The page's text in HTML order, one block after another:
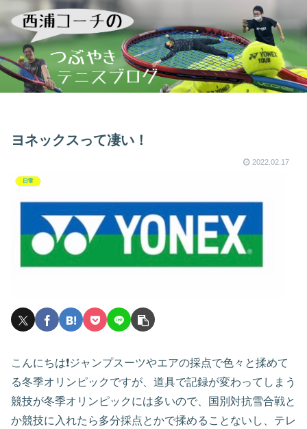
ヨネックスって凄い！
2022.02.17
日常
こんにちは❗️ジャンプスーツやエアの採点で色々と揉めて
る冬季オリンピックですが、道具で記録が変わってしまう
競技が冬季オリンピックには多いので、国別対抗雪合戦と
か競技に入れたら多分採点とかで揉めることないし、テレ